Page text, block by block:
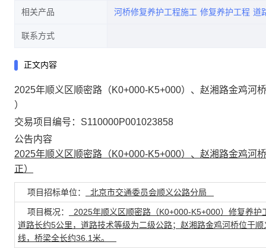
相关产品 河桥修复养护工程施工 修复养护工程 道
联系方式
正文内容
2025年顺义区顺密路（K0+000-K5+000）、赵湘路金鸡河
）
交易项目编号：S110000P001023858
公告内容
2025年顺义区顺密路（K0+000-K5+000）、赵湘路金鸡河
正）
项目招标单位： 北京市交通委员会顺义公路分局
项目概况：
2025年顺义区顺密路（K0+000-K5+000）修复养
道路长约5公里，道路技术等级为二级公路；赵湘路金鸡河桥位于
线，桥梁全长约36.1米。